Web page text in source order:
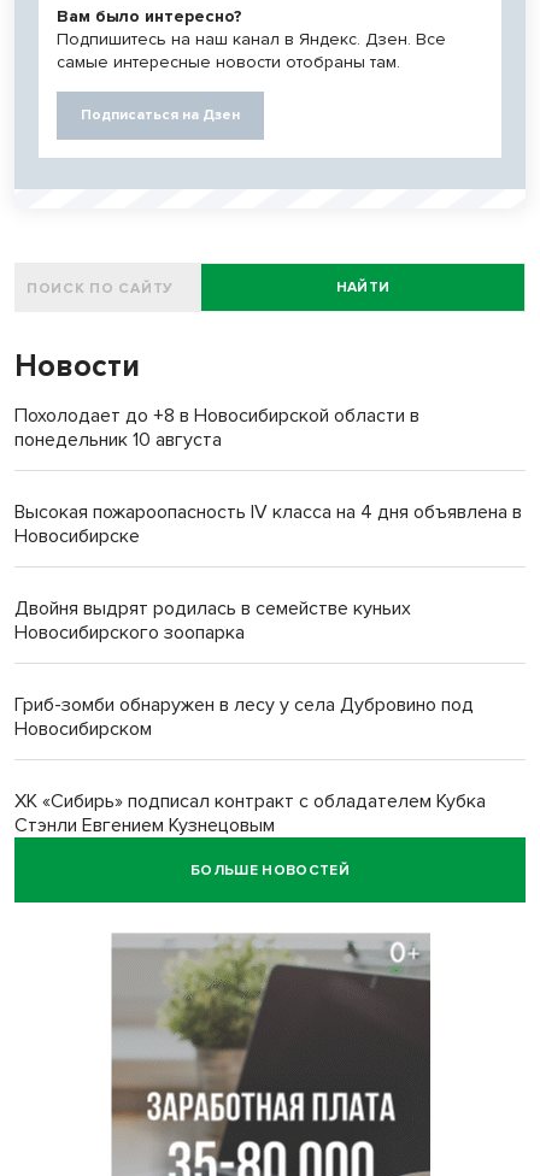
Вам было интересно?
Подпишитесь на наш канал в Яндекс. Дзен. Все
самые интересные новости отобраны там.
Подписаться на Дзен
НАЙТИ
Новости
Похолодает до +8 в Новосибирской области в
понедельник 10 августа
Высокая пожароопасность IV класса на 4 дня объявлена в
Новосибирске
Двойня выдрят родилась в семействе куньих
Новосибирского зоопарка
Гриб-зомби обнаружен в лесу у села Дубровино под
Новосибирском
ХК «Сибирь» подписал контракт с обладателем Кубка
Стэнли Евгением Кузнецовым
Отправил инвалида на СВО и получил его «посмертные»
Андрей Травников поздравил новосибирцев с
юбилейным Днем строителя
Ученики новосибирского лицея победили в
Международной олимпиаде по ИИ
БОЛЬШЕ НОВОСТЕЙ